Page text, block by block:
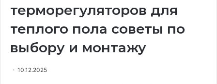
терморегуляторов для
теплого пола советы по
выбору и монтажу
10.12.2025